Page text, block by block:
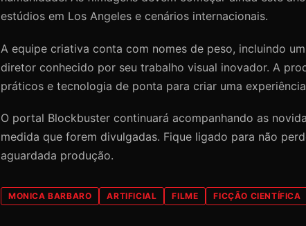
estúdios em Los Angeles e cenários internacionais.
A equipe criativa conta com nomes de peso, incluindo
diretor conhecido por seu trabalho visual inovador. A
práticos e tecnologia de ponta para criar uma
O portal Blockbuster continuará acompanhando as
medida que forem divulgadas. Fique ligado para não
aguardada produção.
MONICA BARBARO ARTIFICIAL FILME FICÇÃO CIENTÍFICA